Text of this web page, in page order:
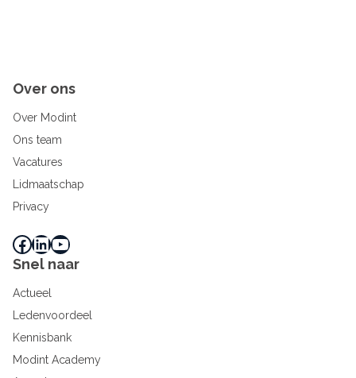
Over ons
Over Modint
Ons team
Vacatures
Lidmaatschap
Privacy
Facebook LinkedIn YouTube
Snel naar
Actueel
Ledenvoordeel
Kennisbank
Modint Academy